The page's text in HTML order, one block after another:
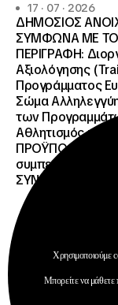
17 · 07 · 2026
ΔΗΜΟΣΙΟΣ
ΣΥΜΦΩΝΑ ΜΕ ΤΟ
ΠΕΡΙΓΡΑΦΗ:
Αξιολόγησης
Προγράμματος
Σώμα
των
Αθλητισμός και
ΣΥΝΟΛΙΚΗ ΑΞΙΑ
Προκηρύξεις
Χρησιμοποιούμε
Μπορείτε να μάθετε